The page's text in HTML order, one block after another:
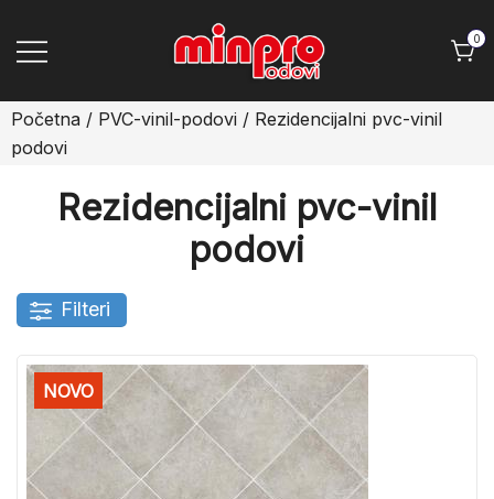
Minpro podovi
0
Početna / PVC-vinil-podovi / Rezidencijalni pvc-vinil
podovi
Rezidencijalni pvc-vinil
podovi
Filteri
NOVO